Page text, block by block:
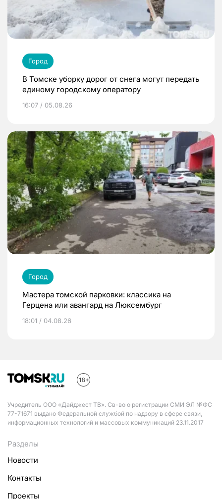
Город
В Томске уборку дорог от снега могут передать
единому городскому оператору
16:07 / 05.08.26
Город
Мастера томской парковки: классика на
Герцена или авангард на Люксембург
18:01 / 04.08.26
Учредитель ООО «Дайджест ТВ». Св-во о регистрации СМИ ЭЛ №ФС
77-71671 выдано Федеральной службой по надзору в сфере связи,
информационных технологий и массовых коммуникаций 23.11.2017
Разделы
Новости
Контакты
Проекты